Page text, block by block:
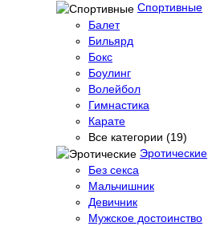
Спортивные
Балет
Бильярд
Бокс
Боулинг
Волейбол
Гимнастика
Карате
Все категории (19)
Эротические
Без секса
Мальчишник
Девичник
Мужское достоинство